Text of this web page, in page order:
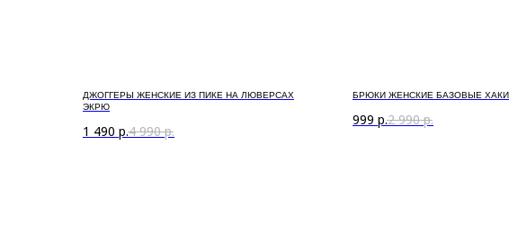
ДЖОГГЕРЫ ЖЕНСКИЕ ИЗ ПИКЕ НА ЛЮВЕРСАХ
ЭКРЮ
1 490 р.4 990 р.
БРЮКИ ЖЕНСКИЕ БАЗОВЫЕ ХАКИ
999 р.2 990 р.